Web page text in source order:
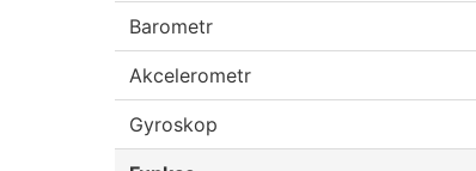
Barometr
Akcelerometr
Gyroskop